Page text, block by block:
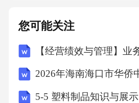
您可能关注
5-5 塑料制品知识与展示